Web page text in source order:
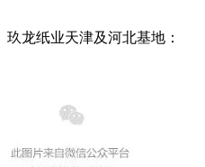
玖龙纸业天津及河北基地：